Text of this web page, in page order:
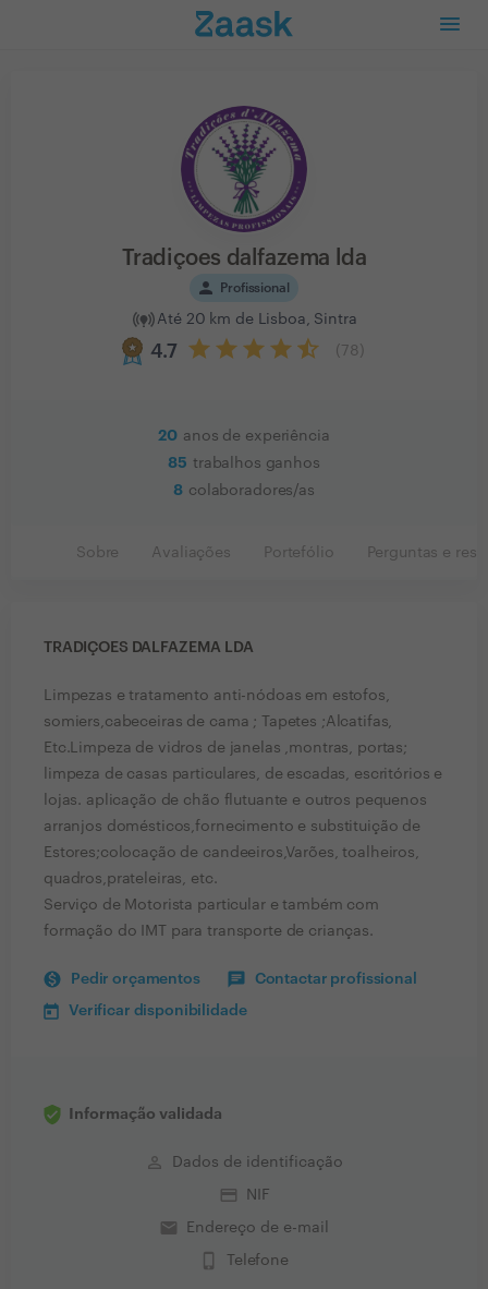
Tradiçoes dalfazema lda
person Profissional
Até 20 km de Lisboa, Sintra
4.7 78
20 anos de experiência
85 trabalhos ganhos
8 colaboradores/as
Sobre Avaliações Portefólio Perguntas e
TRADIÇOES DALFAZEMA LDA
Limpezas e tratamento anti-nódoas em estofos,
somiers,cabeceiras de cama ; Tapetes ;Alcatifas,
Etc.Limpeza de vidros de janelas ,montras, portas;
limpeza de casas particulares, de escadas, escritórios e
lojas. aplicação de chão flutuante e outros pequenos
arranjos domésticos,fornecimento e substituição de
Estores;colocação de candeeiros,Varões, toalheiros,
quadros,prateleiras, etc.
Serviço de Motorista particular e também com
formação do IMT para transporte de crianças.
Pedir orçamentos Contactar profissional
Verificar disponibilidade
Informação validada
perm_identity Dados de identificação
credit_card NIF
email Endereço de e-mail
phone_iphone Telefone